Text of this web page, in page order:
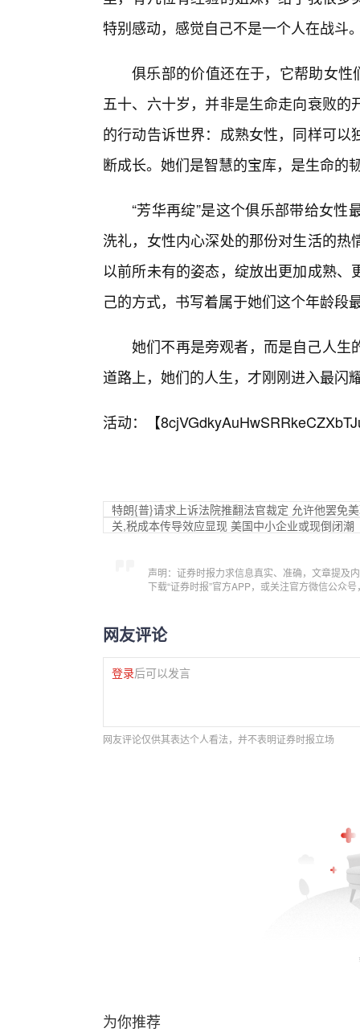
特别感动，感觉自己不是一个人在战斗
俱乐部的价值还在于，它帮助女性
五十、六十岁，并非是生命走向衰败
的行动告诉世界：成熟女性，同样可
断成长。她们是智慧的宝库，是生命的
“芳华再绽”是这个俱乐部带给女
洗礼，女性内心深处的那份对生活的
以前所未有的姿态，绽放出更加成熟
己的方式，书写着属于她们这个年龄段
她们不再是旁观者，而是自己人生
道路上，她们的人生，才刚刚进入最闪
活动：【
特朗{普}请求上诉法院推翻法官裁定 允许他罢免
关,税成本传导效应显现 美国中小企业或现倒闭潮
声明：证券时报力求信息真实、准确，文章提及
下载“证券时报”官方APP，或关注官方微信公众
网友评论
登录后可以发言
网友评论仅供其表达个人看法，并不表明证券时报立场
为你推荐